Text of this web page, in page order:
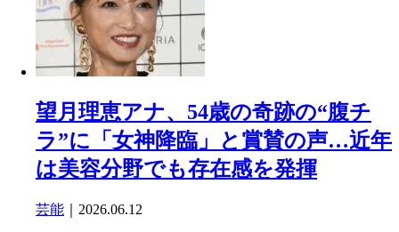
望月理恵アナ、54歳の奇跡の“腹チ
ラ”に「女神降臨」と賞賛の声…近年
は美容分野でも存在感を発揮
芸能 ｜2026.06.12